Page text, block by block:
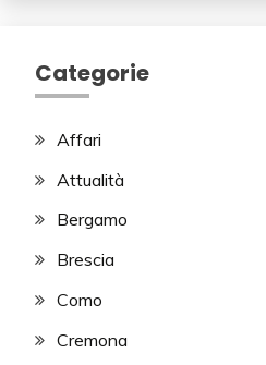
Categorie
Affari
Attualità
Bergamo
Brescia
Como
Cremona